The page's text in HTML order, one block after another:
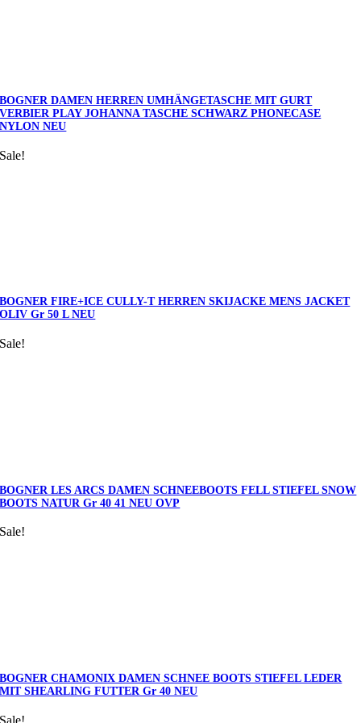
BOGNER DAMEN HERREN UMHÄNGETASCHE MIT GURT
VERBIER PLAY JOHANNA TASCHE SCHWARZ PHONECASE
NYLON NEU
Sale!
BOGNER FIRE+ICE CULLY-T HERREN SKIJACKE MENS JACKET
OLIV Gr 50 L NEU
Sale!
BOGNER LES ARCS DAMEN SCHNEEBOOTS FELL STIEFEL SNOW
BOOTS NATUR Gr 40 41 NEU OVP
Sale!
BOGNER CHAMONIX DAMEN SCHNEE BOOTS STIEFEL LEDER
MIT SHEARLING FUTTER Gr 40 NEU
Sale!